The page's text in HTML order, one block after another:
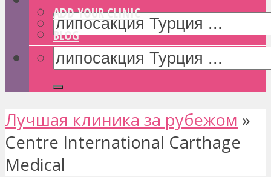
ADD YOUR CLINIC
BLOG
Лучшая клиника за рубежом »
Centre International Carthage
Medical